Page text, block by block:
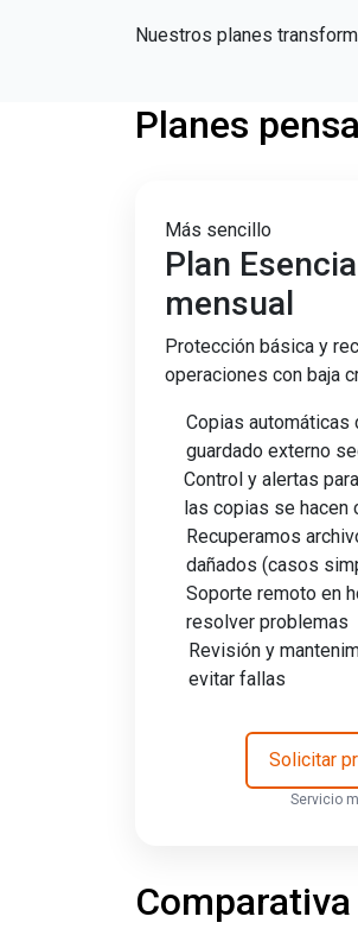
Nuestros planes
Planes
Más sencillo
Plan
mensual
Protección básica y
operaciones con baja
Copias automáticas
guardado externo
Control y alertas
las copias se hacen
Recuperamos
dañados (casos
Soporte remoto en
resolver problemas
Revisión y
evitar fallas
Solicitar
Servicio